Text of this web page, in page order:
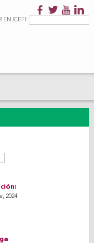
de
EN ICEFI:
2024